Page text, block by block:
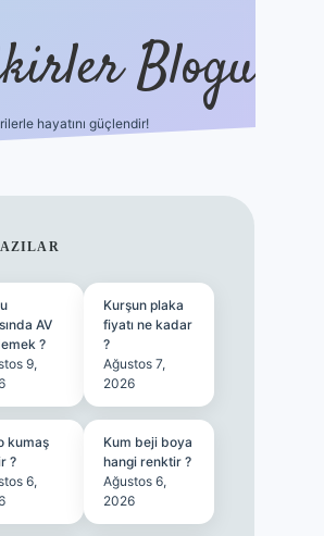
Blogu
hayatını güçlendir!
AV
?
9,
Kurşun plaka
fiyatı ne kadar
?
Ağustos 7,
2026
kumaş
?
6,
Kum beji boya
hangi renktir ?
Ağustos 6,
2026
ilbet bahis sitesi